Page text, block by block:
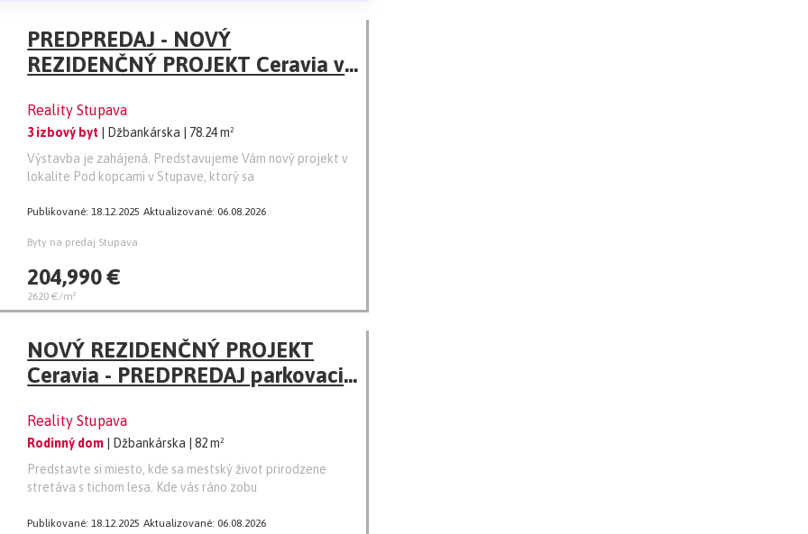
PREDPREDAJ - NOVÝ
REZIDENČNÝ PROJEKT Ceravia v
Reality Stupava
3 izbový byt | Džbankárska
| 78.24 m²
Výstavba je zahájená. Predstavujeme Vám nový projekt v
lokalite Pod kopcami v Stupave, ktorý sa
Publikované: 18.12.2025 Aktualizované: 06.08.2026
Byty na predaj Stupava
204,990 €
2620 €/m²
NOVÝ REZIDENČNÝ PROJEKT
Ceravia - PREDPREDAJ parkovacie
Reality Stupava
Rodinný dom | Džbankárska
| 82 m²
Predstavte si miesto, kde sa mestský život prirodzene
stretáva s tichom lesa. Kde vás ráno zobu
Publikované: 18.12.2025 Aktualizované: 06.08.2026